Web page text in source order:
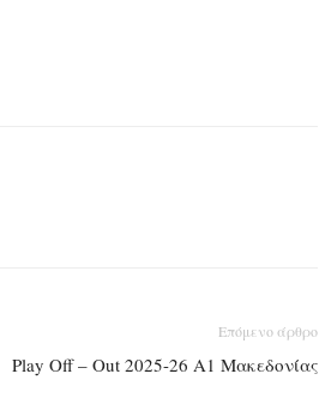
Επόμενο άρθρο
Play Off – Out 2025-26 Α1 Μακεδονίας